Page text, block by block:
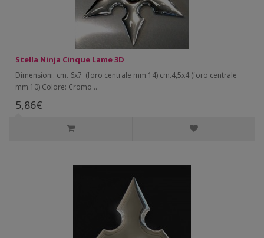
Stella Ninja Cinque Lame 3D
Dimensioni: cm. 6x7 (foro centrale mm.14) cm.4,5x4 (foro centrale
mm.10) Colore: Cromo ..
5,86€